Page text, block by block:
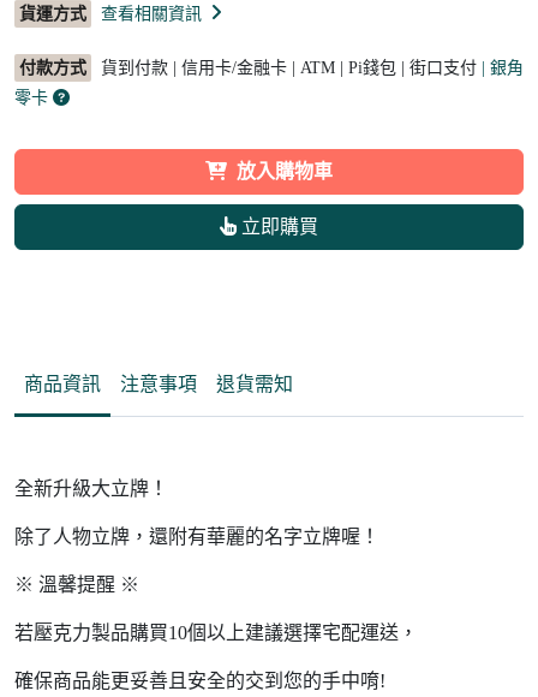
貨運方式 查看相關資訊
付款方式 貨到付款 | 信用卡/金融卡 | ATM | Pi錢包 | 街口支付
| 銀角
零卡
放入購物車
立即購買
商品資訊 注意事項 退貨需知
全新升級大立牌！
除了人物立牌，還附有華麗的名字立牌喔！
※ 溫馨提醒 ※
若壓克力製品購買10個以上建議選擇宅配運送，
確保商品能更妥善且安全的交到您的手中唷!